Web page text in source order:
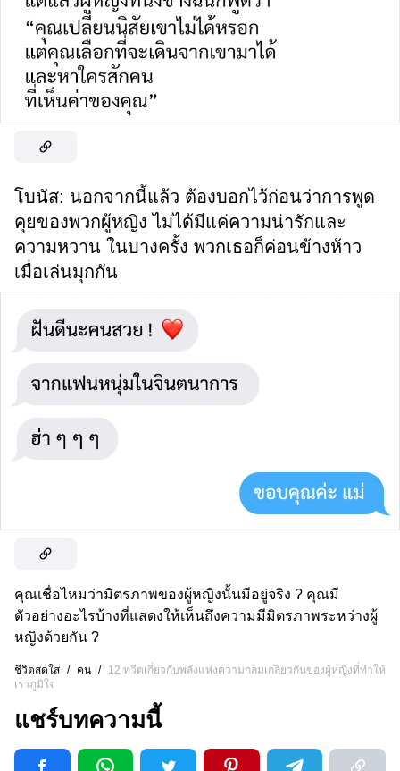
โบนัส: นอกจากนี้แล้ว ต้องบอกไว้ก่อนว่าการพูด
คุยของพวกผู้หญิง ไม่ได้มีแค่ความน่ารักและ
ความหวาน ในบางครั้ง พวกเธอก็ค่อนข้างห้าว
เมื่อเล่นมุกกัน
คุณเชื่อไหมว่ามิตรภาพของผู้หญิงนั้นมีอยู่จริง ? คุณมี
ตัวอย่างอะไรบ้างที่แสดงให้เห็นถึงความมีมิตรภาพระหว่างผู้
หญิงด้วยกัน ?
ชีวิตสดใส / คน /
12 ทวีตเกี่ยวกับพลังแห่งความกลมเกลียวกันของผู้หญิงที่ทำให้
เราภูมิใจ
แชร์บทความนี้